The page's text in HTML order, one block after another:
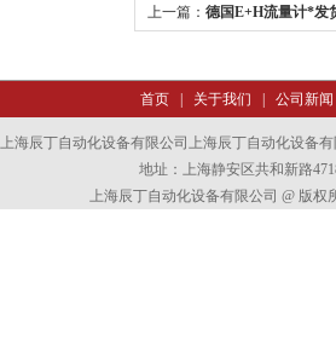
上一篇： 德国E+H流量计*发
首页| 关于我们 公司新闻
上海辰丁自动化设备有限公司上海辰丁自动化设备
地址：上海静安区共和新路
上海辰丁自动化设备有限公司 @ 版权